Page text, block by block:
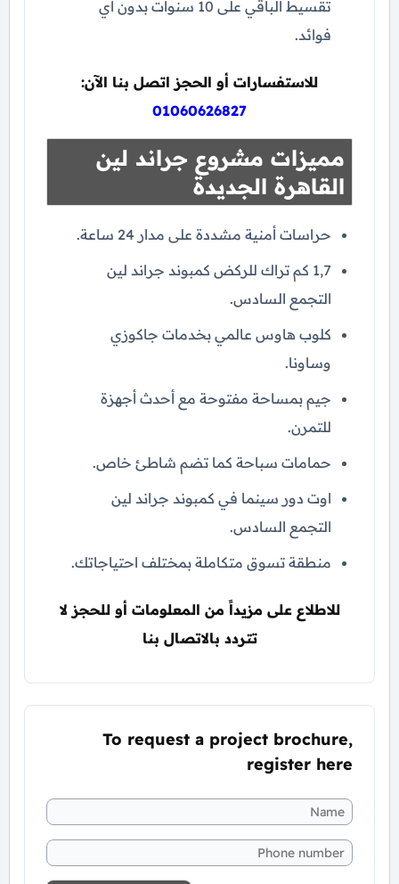
تقسيط الباقي على 10 سنوات بدون أي
فوائد.
للاستفسارات أو الحجز اتصل بنا الآن:
01060626827
مميزات مشروع جراند لين
القاهرة الجديدة
حراسات أمنية مشددة على مدار 24 ساعة.
1,7 كم تراك للركض كمبوند جراند لين
التجمع السادس.
كلوب هاوس عالمي بخدمات جاكوزي
وساونا.
جيم بمساحة مفتوحة مع أحدث أجهزة
للتمرن.
حمامات سباحة كما تضم شاطئ خاص.
اوت دور سينما في كمبوند جراند لين
التجمع السادس.
منطقة تسوق متكاملة بمختلف احتياجاتك.
للاطلاع على مزيداً من المعلومات أو للحجز لا
تتردد بالاتصال بنا
To request a project brochure,
register here